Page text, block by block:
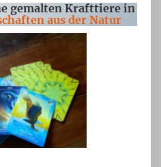
gemalten Krafttiere in
aus der Natur